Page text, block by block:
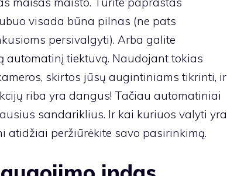
visada būna pilnas (ne pats
persivalgyti). Arba galite
tiektuvą. Naudojant tokias
skirtos jūsų augintiniams tikrinti, ir
riba yra dangus! Tačiau automatiniai
sandariklius. Ir kai kuriuos valyti yra
atidžiai peržiūrėkite savo pasirinkimą.